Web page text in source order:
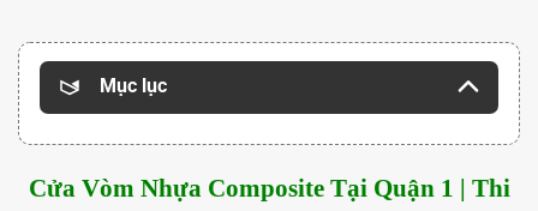
Mục lục
Cửa Vòm Nhựa Composite Tại Quận 1 | Thi